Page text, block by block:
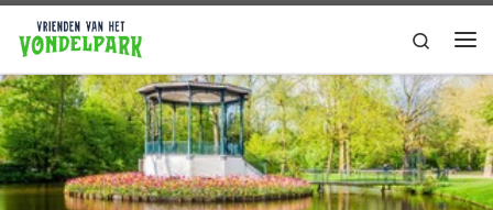
Ga naar de inhoud Search